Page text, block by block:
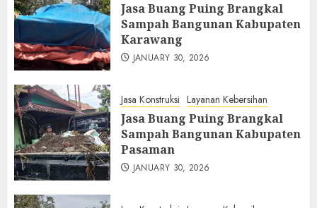
Jasa Buang Puing Brangkal
Sampah Bangunan Kabupaten
Karawang
JANUARY 30, 2026
Jasa Konstruksi Layanan Kebersihan
Jasa Buang Puing Brangkal
Sampah Bangunan Kabupaten
Pasaman
JANUARY 30, 2026